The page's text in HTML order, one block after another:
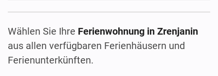
Wählen Sie Ihre Ferienwohnung in Zrenjanin
aus allen verfügbaren Ferienhäusern und
Ferienunterkünften.